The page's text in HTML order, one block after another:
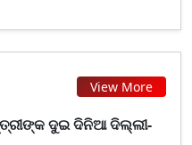
View More
ଦୁଇ ଦିନିଆ ଦିଲ୍ଲୀ-